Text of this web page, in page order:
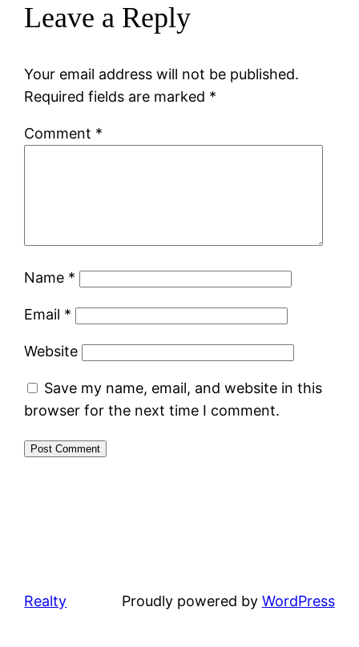
Leave a Reply
Your email address will not be published.
Required fields are marked *
Comment *
Name *
Email *
Website
Save my name, email, and website in this
browser for the next time I comment.
Realty Proudly powered by WordPress